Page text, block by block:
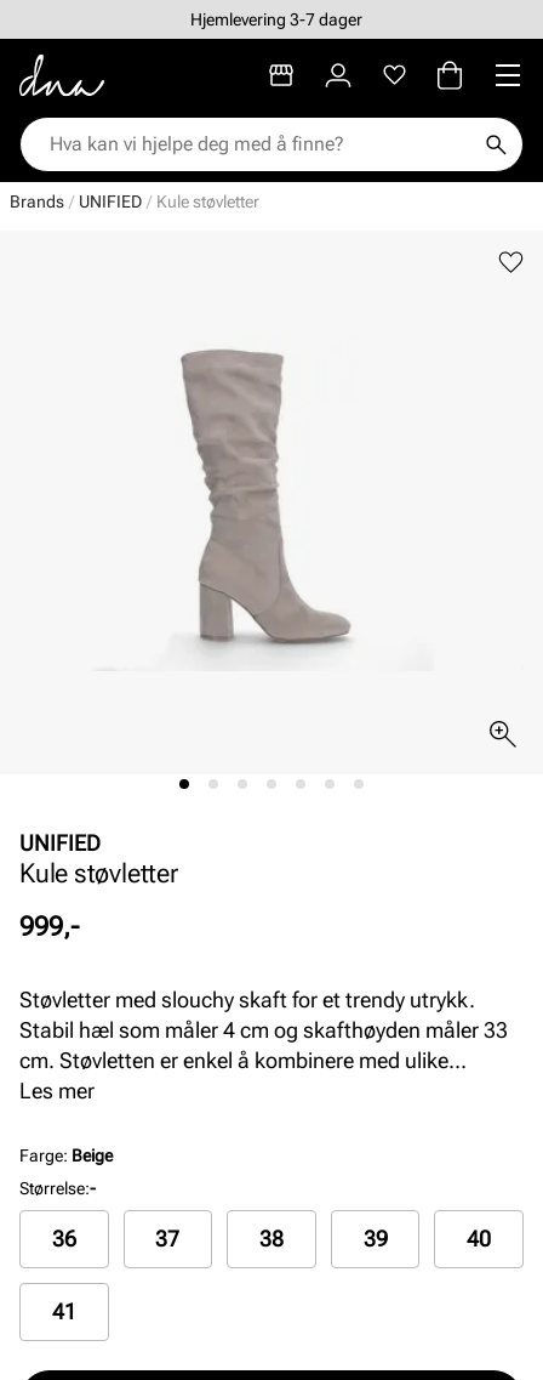
Hjemlevering 3-7 dager
Brands UNIFIED Kule støvletter
UNIFIED
Kule støvletter
Pris
999,-
Støvletter med slouchy skaft for et trendy utrykk.
Stabil hæl som måler 4 cm og skafthøyden måler 33
cm. Støvletten er enkel å kombinere med ulike
antrekk og passer seg derfor til flere anledninger.
Les mer
Farge: Beige
Størrelse:-
36 37 38 39 40
41